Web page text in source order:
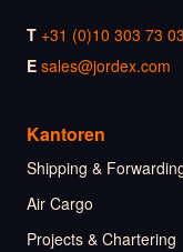
T +31 (0)10 303 73 03
E sales@jordex.com
Kantoren
Shipping &
Air Cargo
Projects & Chartering